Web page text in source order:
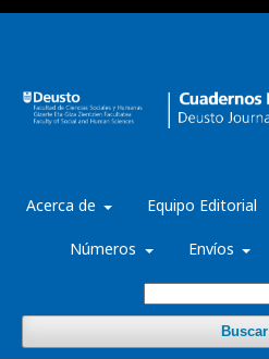
Acerca de Equipo Editorial
Números Envíos
Buscar